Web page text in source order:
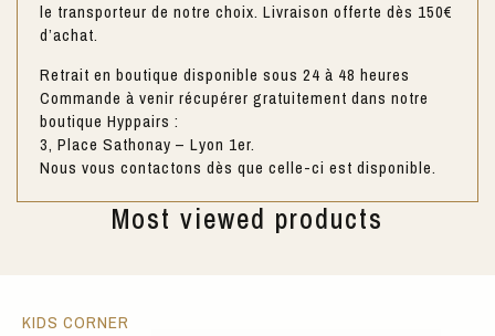
le transporteur de notre choix. Livraison offerte dès 150€
d’achat.
Retrait en boutique disponible sous 24 à 48 heures
Commande à venir récupérer gratuitement dans notre
boutique Hyppairs :
3, Place Sathonay – Lyon 1er.
Nous vous contactons dès que celle-ci est disponible.
Most viewed products
KIDS CORNER